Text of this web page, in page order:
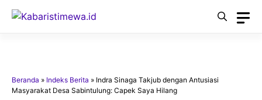
Langsung
Beranda » Indeks Berita » Indra Sinaga Takjub dengan Antusiasi
Masyarakat Desa Sabintulung: Capek Saya Hilang